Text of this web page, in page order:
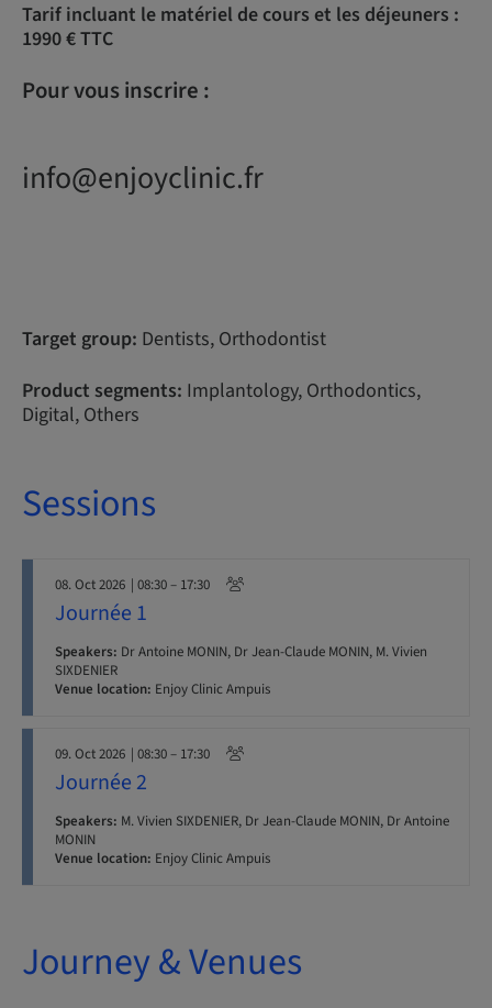
Tarif incluant le matériel de cours et les déjeuners :
1990 € TTC
Pour vous inscrire :
info@enjoyclinic.fr
Target group: Dentists, Orthodontist
Product segments: Implantology, Orthodontics,
Digital, Others
Sessions
08. Oct 2026 | 08:30 – 17:30
Journée 1
Speakers: Dr Antoine MONIN, Dr Jean-Claude MONIN, M. Vivien
SIXDENIER
Venue location: Enjoy Clinic Ampuis
09. Oct 2026 | 08:30 – 17:30
Journée 2
Speakers: M. Vivien SIXDENIER, Dr Jean-Claude MONIN, Dr Antoine
MONIN
Venue location: Enjoy Clinic Ampuis
Journey & Venues